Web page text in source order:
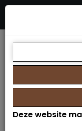
1 Persoons Nessa®
Ruimtebesparend
Deze website